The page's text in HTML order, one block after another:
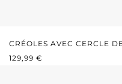
CRÉOLES AVEC CERCLE
PRIX RÉGULIER :
129,99 €